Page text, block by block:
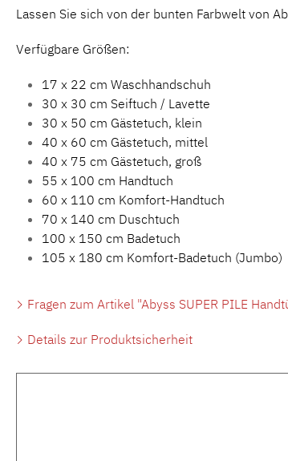
Lassen Sie sich von der bunten Farbwelt von
Verfügbare Größen:
17 x 22 cm Waschhandschuh
30 x 30 cm Seiftuch / Lavette
30 x 50 cm Gästetuch, klein
40 x 60 cm Gästetuch, mittel
40 x 75 cm Gästetuch, groß
55 x 100 cm Handtuch
60 x 110 cm Komfort-Handtuch
70 x 140 cm Duschtuch
100 x 150 cm Badetuch
105 x 180 cm Komfort-Badetuch (Jumbo)
Fragen zum Artikel "Abyss SUPER PILE
Details zur Produktsicherheit